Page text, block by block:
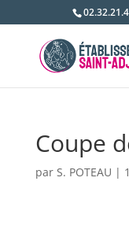
Coupe
par S. POTEAU |